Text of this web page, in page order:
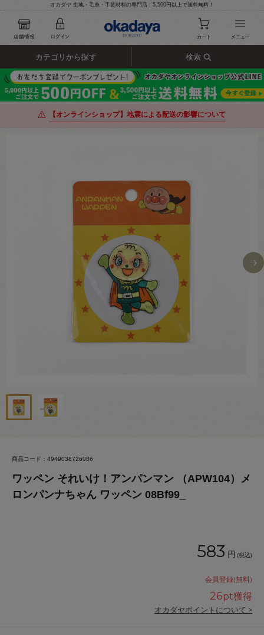
オカダヤ 生地・毛糸・手芸材料の専門店｜5,500円以上で送料無料！
カテゴリから探す 検索
【オンラインショップ】地震による配送の影響について
商品コード：4949038726086
ワッペン それいけ！アンパンマン （APW104）メ
ロンパンナちゃん ワッペン 08Bf99_
583 円 (税込)
会員登録(無料)
26pt獲得
オカダヤポイントについて >